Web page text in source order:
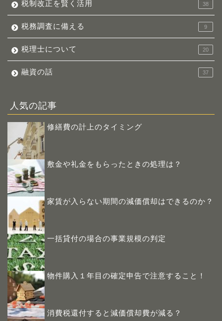
税制改正を賢く活用 38
税務調査に備える 9
税理士について 20
融資の話 37
人気の記事
修繕費の計上のタイミング
敷金や礼金をもらったときの処理は？
家賃が入らない期間の減価償却はできるのか？
一括貸付の場合の事業規模の判定
物件購入１年目の確定申告で注意すること！
消費税還付すると減価償却費が減る？